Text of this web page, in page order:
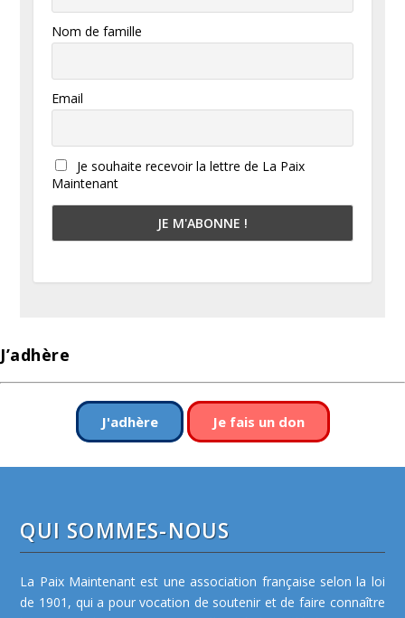
Nom de famille
Email
Je souhaite recevoir la lettre de La Paix
Maintenant
J’adhère
J'adhère Je fais un don
QUI SOMMES-NOUS
La Paix Maintenant est une association française selon la loi
de 1901, qui a pour vocation de soutenir et de faire connaître